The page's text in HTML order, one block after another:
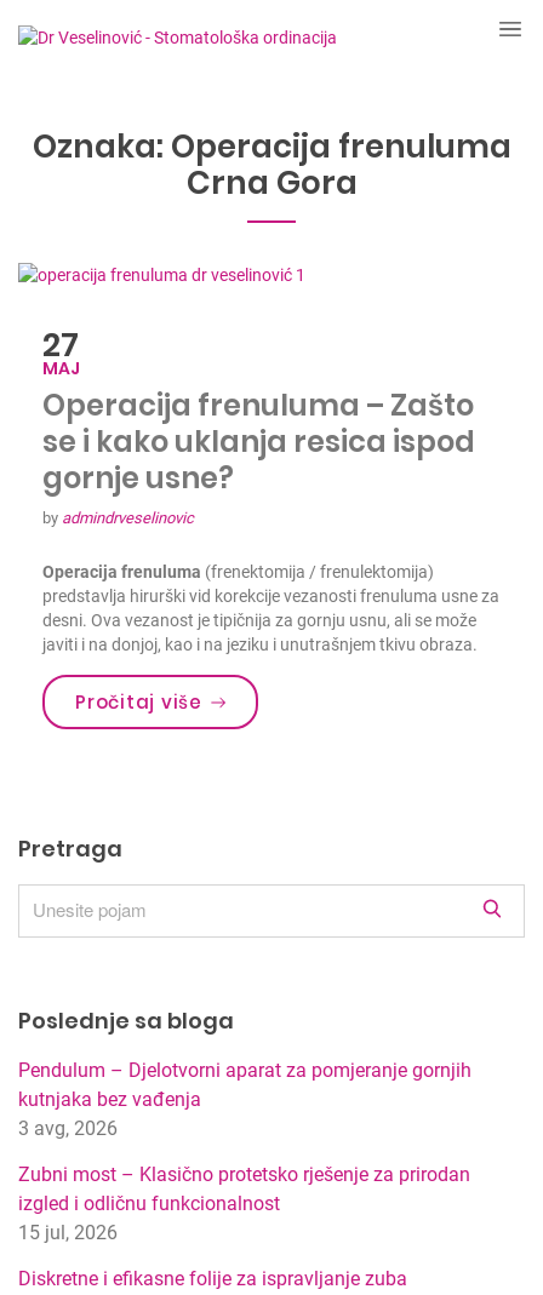
Oznaka: Operacija frenuluma
Crna Gora
27
MAJ
Operacija frenuluma – Zašto
se i kako uklanja resica ispod
gornje usne?
by admindrveselinovic
Operacija frenuluma (frenektomija / frenulektomija)
predstavlja hirurški vid korekcije vezanosti frenuluma usne za
desni. Ova vezanost je tipičnija za gornju usnu, ali se može
javiti i na donjoj, kao i na jeziku i unutrašnjem tkivu obraza.
Pročitaj više
Pretraga
e
Poslednje sa bloga
Pendulum – Djelotvorni aparat za pomjeranje gornjih
kutnjaka bez vađenja
3 avg, 2026
Zubni most – Klasično protetsko rješenje za prirodan
izgled i odličnu funkcionalnost
15 jul, 2026
Diskretne i efikasne folije za ispravljanje zuba